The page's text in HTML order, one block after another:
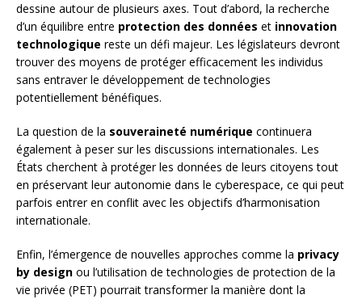
dessine autour de plusieurs axes. Tout d’abord, la recherche
d’un équilibre entre protection des données et innovation
technologique reste un défi majeur. Les législateurs devront
trouver des moyens de protéger efficacement les individus
sans entraver le développement de technologies
potentiellement bénéfiques.
La question de la souveraineté numérique continuera
également à peser sur les discussions internationales. Les
États cherchent à protéger les données de leurs citoyens tout
en préservant leur autonomie dans le cyberespace, ce qui peut
parfois entrer en conflit avec les objectifs d’harmonisation
internationale.
Enfin, l’émergence de nouvelles approches comme la privacy
by design ou l’utilisation de technologies de protection de la
vie privée (PET) pourrait transformer la manière dont la